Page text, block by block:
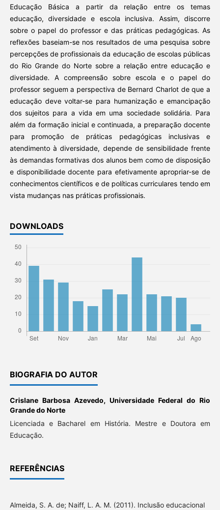
Educação Básica a partir da relação entre os temas
educação, diversidade e escola inclusiva. Assim, discorre
sobre o papel do professor e das práticas pedagógicas. As
reflexões baseiam-se nos resultados de uma pesquisa sobre
percepções de profissionais da educação de escolas públicas
do Rio Grande do Norte sobre a relação entre educação e
diversidade. A compreensão sobre escola e o papel do
professor seguem a perspectiva de Bernard Charlot de que a
educação deve voltar-se para humanização e emancipação
dos sujeitos para a vida em uma sociedade solidária. Para
além da formação inicial e continuada, a preparação docente
para promoção de práticas pedagógicas inclusivas e
atendimento à diversidade, depende de sensibilidade frente
às demandas formativas dos alunos bem como de disposição
e disponibilidade docente para efetivamente apropriar-se de
conhecimentos científicos e de políticas curriculares tendo em
vista mudanças nas práticas profissionais.
DOWNLOADS
BIOGRAFIA DO AUTOR
Crislane Barbosa Azevedo, Universidade Federal do Rio
Grande do Norte
Licenciada e Bacharel em História. Mestre e Doutora em
Educação.
REFERÊNCIAS
Almeida, S. A. de; Naiff, L. A. M. (2011). Inclusão educacional